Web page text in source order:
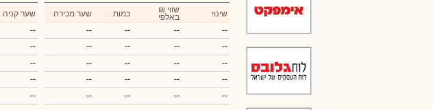
שינוי ₪ שווי
באלפי כמות
שער מכירה
--
--
--
--
--
--
--
--
--
--
--
--
--
--
--
--
--
--
--
--
שער קניה
--
--
--
--
--